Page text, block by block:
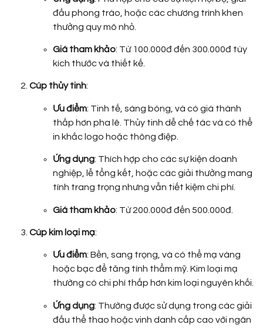
đấu phong trào, hoặc các chương trình khen
thưởng quy mô nhỏ.
Giá tham khảo: Từ 100.000đ đến 300.000đ tùy
kích thước và thiết kế.
Cúp thủy tinh:
Ưu điểm: Tinh tế, sáng bóng, và có giá thành
thấp hơn pha lê. Thủy tinh dễ chế tác và có thể
in khắc logo hoặc thông điệp.
Ứng dụng: Thích hợp cho các sự kiện doanh
nghiệp, lễ tổng kết, hoặc các giải thưởng mang
tính trang trọng nhưng vẫn tiết kiệm chi phí.
Giá tham khảo: Từ 200.000đ đến 500.000đ.
Cúp kim loại mạ:
Ưu điểm: Bền, sang trọng, và có thể mạ vàng
hoặc bạc để tăng tính thẩm mỹ. Kim loại mạ
thường có chi phí thấp hơn kim loại nguyên khối.
Ứng dụng: Thường được sử dụng trong các giải
đấu thể thao hoặc vinh danh cấp cao với ngân